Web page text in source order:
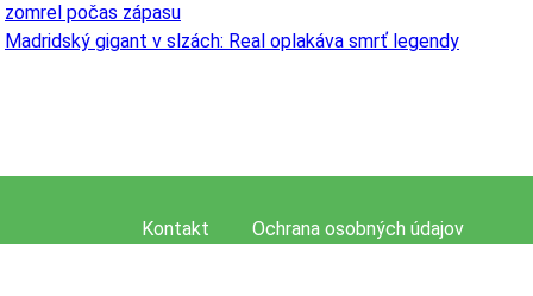
zomrel počas zápasu
Madridský gigant v slzách: Real oplakáva smrť legendy
Kontakt Ochrana osobných údajov